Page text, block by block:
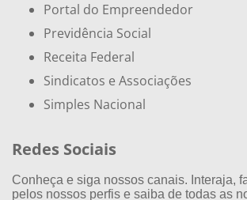
Portal do Empreendedor
Previdência Social
Receita Federal
Sindicatos e Associações
Simples Nacional
Redes Sociais
Conheça e siga nossos canais. Interaja,
pelos nossos perfis e saiba de todas as